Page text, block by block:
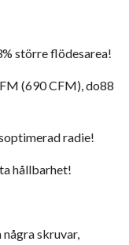
större flödesarea!
(690 CFM), do88
radie!
hållbarhet!
skruvar,